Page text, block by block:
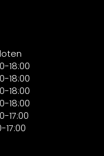
18:00
18:00
18:00
18:00
17:00
17:00